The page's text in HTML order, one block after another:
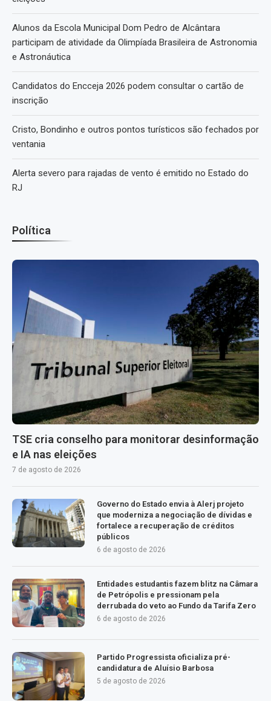
Alunos da Escola Municipal Dom Pedro de Alcântara
participam de atividade da Olimpíada Brasileira de Astronomia
e Astronáutica
Candidatos do Encceja 2026 podem consultar o cartão de
inscrição
Cristo, Bondinho e outros pontos turísticos são fechados por
ventania
Alerta severo para rajadas de vento é emitido no Estado do
RJ
Política
TSE cria conselho para monitorar desinformação
e IA nas eleições
7 de agosto de 2026
Governo do Estado envia à Alerj projeto
que moderniza a negociação de dívidas e
fortalece a recuperação de créditos
públicos
6 de agosto de 2026
Entidades estudantis fazem blitz na Câmara
de Petrópolis e pressionam pela
derrubada do veto ao Fundo da Tarifa Zero
6 de agosto de 2026
Partido Progressista oficializa pré-
candidatura de Aluísio Barbosa
5 de agosto de 2026